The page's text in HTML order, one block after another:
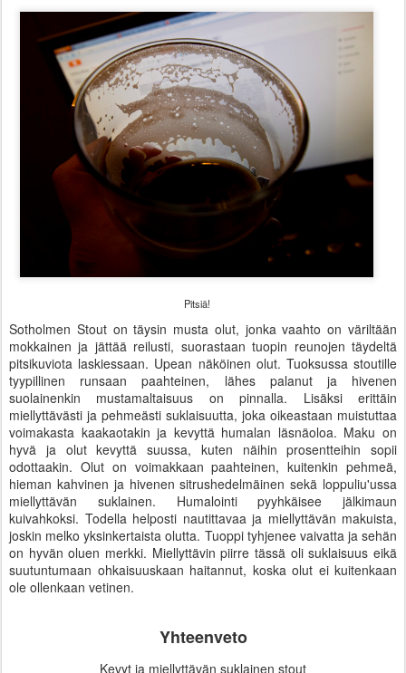
Pitsiä!
Sotholmen Stout on täysin musta olut, jonka vaahto on väriltään
mokkainen ja jättää reilusti, suorastaan tuopin reunojen täydeltä
pitsikuviota laskiessaan. Upean näköinen olut. Tuoksussa stoutille
tyypillinen runsaan paahteinen, lähes palanut ja hivenen
suolainenkin mustamaltaisuus on pinnalla. Lisäksi erittäin
miellyttävästi ja pehmeästi suklaisuutta, joka oikeastaan muistuttaa
voimakasta kaakaotakin ja kevyttä humalan läsnäoloa. Maku on
hyvä ja olut kevyttä suussa, kuten näihin prosentteihin sopii
odottaakin. Olut on voimakkaan paahteinen, kuitenkin pehmeä,
hieman kahvinen ja hivenen sitrushedelmäinen sekä loppuliu'ussa
miellyttävän suklainen. Humalointi pyyhkäisee jälkimaun
kuivahkoksi. Todella helposti nautittavaa ja miellyttävän makuista,
joskin melko yksinkertaista olutta. Tuoppi tyhjenee vaivatta ja sehän
on hyvän oluen merkki. Miellyttävin piirre tässä oli suklaisuus eikä
suutuntumaan ohkaisuuskaan haitannut, koska olut ei kuitenkaan
ole ollenkaan vetinen.
Yhteenveto
Kevyt ja miellyttävän suklainen stout